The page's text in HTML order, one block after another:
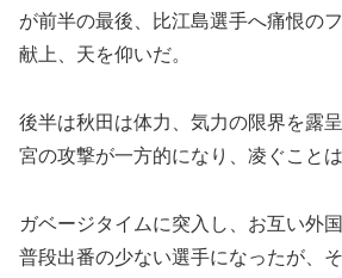
が前半の最後、比江島選手へ痛恨の
献上、天を仰いだ。
後半は秋田は体力、気力の限界を露
宮の攻撃が一方的になり、凌ぐこと
ガベージタイムに突入し、お互い外
普段出番の少ない選手になったが、